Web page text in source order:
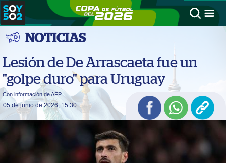
NOTICIAS
Lesión de De Arrascaeta fue un
"golpe duro" para Uruguay
Con información de AFP
05 de junio de 2026, 15:30